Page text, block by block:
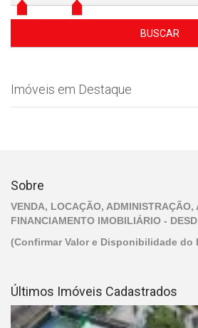
BUSCAR
Imóveis em Destaque
Sobre
VENDA, LOCAÇÃO, ADMINISTRAÇÃO,
FINANCIAMENTO IMOBILIÁRIO -
(Confirmar Valor e Disponibilidade do
Últimos Imóveis Cadastrados